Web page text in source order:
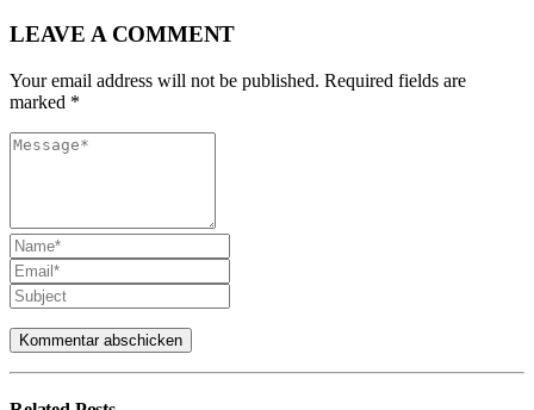
LEAVE A COMMENT
Your email address will not be published. Required fields are
marked *